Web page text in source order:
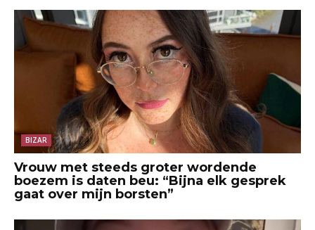
BIZAR
Vrouw met steeds groter wordende
boezem is daten beu: “Bijna elk gesprek
gaat over mijn borsten”